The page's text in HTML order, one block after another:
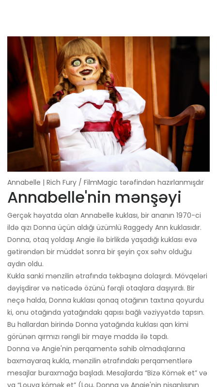
Annabelle | Rich Fury / FilmMagic tərəfindən hazırlanmışdır
Annabelle'nin mənşəyi
Gerçək həyatda olan Annabelle kuklası, bir ananın 1970-ci
ildə qızı Donna üçün aldığı üzümlü Raggedy Ann kuklasıdır.
Donna, otaq yoldaşı Angie ilə birlikdə yaşadığı kuklası evə
gətirəndən bir müddət sonra bir şeyin çox səhv olduğu
aydın oldu.
Kukla sanki mənzilin ətrafında təkbaşına dolaşırdı. Mövqeləri
dəyişdirər və nəticədə özünü fərqli otaqlara daşıyırdı. Bir
neçə halda, Donna kuklası qonaq otağının taxtına qoyurdu
ki, onu otağında yatağındakı qapısı bağlı vəziyyətdə tapsın.
Bu hallardan birində Donna yatağında kuklası qan kimi
görünən qırmızı rəngli bir maye maddə ilə tapdı.
Donna və Angie'nin perqamentə sahib olmadıqlarına
baxmayaraq kukla, mənzilin ətrafındakı perqamentlərə
mesajlar buraxmağa başladı. Mesajlarda “Bizə Kömək et” və